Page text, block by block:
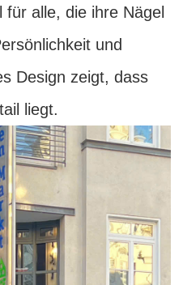
alle, die ihre Nägel
und
Design zeigt, dass
liegt.